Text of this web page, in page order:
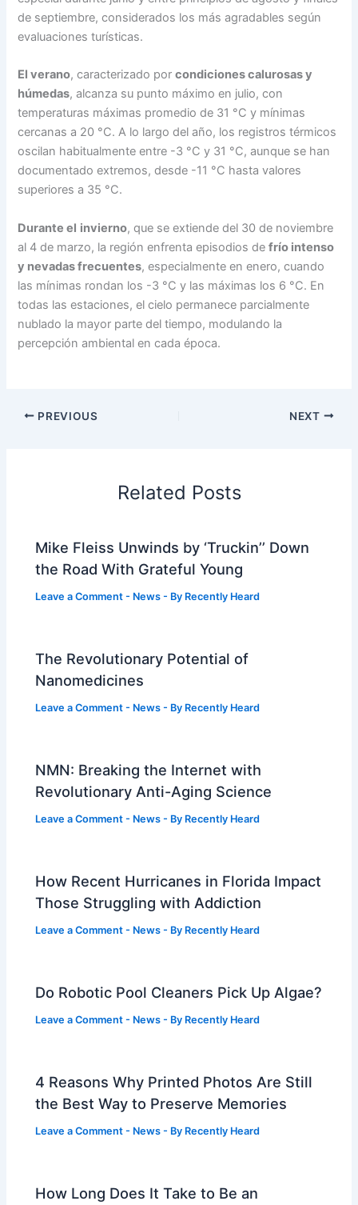
de septiembre, considerados los más agradables según
evaluaciones turísticas.
El verano, caracterizado porcondiciones calurosas y
húmedas, alcanza su punto máximo en julio, con
temperaturas máximas promedio de 31 °C y mínimas
cercanas a 20 °C. A lo largo del año, los registros térmicos
oscilan habitualmente entre -3 °C y 31 °C, aunque se han
documentado extremos, desde -11 °C hasta valores
superiores a 35 °C.
Durante el invierno, que se extiende del 30 de noviembre
al 4 de marzo, la región enfrenta episodios defrío intenso
y nevadas frecuentes, especialmente en enero, cuando
las mínimas rondan los -3 °C y las máximas los 6 °C. En
todas las estaciones, el cielo permanece parcialmente
nublado la mayor parte del tiempo, modulando la
percepción ambiental en cada época.
PREVIOUS NEXT
Related Posts
Mike Fleiss Unwinds by ‘Truckin’’ Down
the Road With Grateful Young
Leave a Comment - News - By Recently Heard
The Revolutionary Potential of
Nanomedicines
Leave a Comment - News - By Recently Heard
NMN: Breaking the Internet with
Revolutionary Anti-Aging Science
Leave a Comment - News - By Recently Heard
How Recent Hurricanes in Florida Impact
Those Struggling with Addiction
Leave a Comment - News - By Recently Heard
Do Robotic Pool Cleaners Pick Up Algae?
Leave a Comment - News - By Recently Heard
4 Reasons Why Printed Photos Are Still
the Best Way to Preserve Memories
Leave a Comment - News - By Recently Heard
How Long Does It Take to Be an